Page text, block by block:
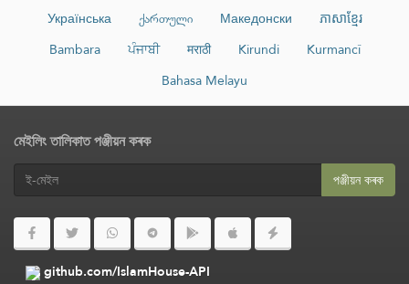
Українська
ქართული Македонски
ភាសាខ្មែរ
Bambara
ਪੰਜਾਬੀ मराठी Kirundi
Kurmancî
Bahasa Melayu
মেইলিং তালিকাত পঞ্জীয়ন কৰক
পঞ্জীয়ন কৰক
github.com/IslamHouse-API